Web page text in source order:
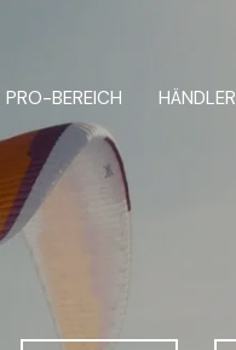
PRO-BEREICH HÄNDLER